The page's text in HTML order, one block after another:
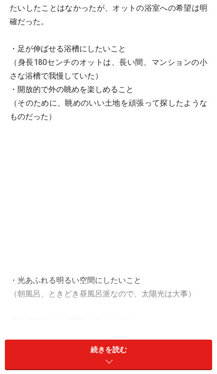
たいしたことはなかったが、オットの浴室への希望は明
確だった。
・足が伸ばせる浴槽にしたいこと
（身長180センチのオットは、長い間、マンションの小
さな浴槽で我慢していた）
・開放的で外の眺めを楽しめること
（そのために、眺めのいい土地を頑張って探したような
ものだった）
・光あふれる明るい空間にしたいこと
（朝風呂、ときどき昼風呂派なので、太陽光は大事）
天井までの掃き出し窓から直接デッキに出ることができ
続きを読む